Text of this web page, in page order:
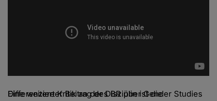
Differenzierter Beitrag des BR über Gender Studies
Eine weitere Kritik an der Disziplin ist die